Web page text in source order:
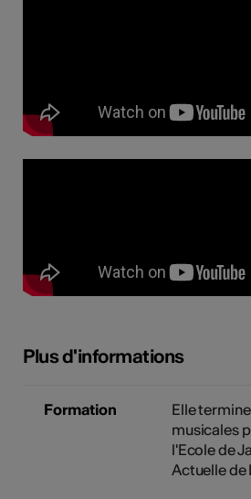
Plus d'informations
Formation
Elle
musicales
l'Ecole de
Actuelle de